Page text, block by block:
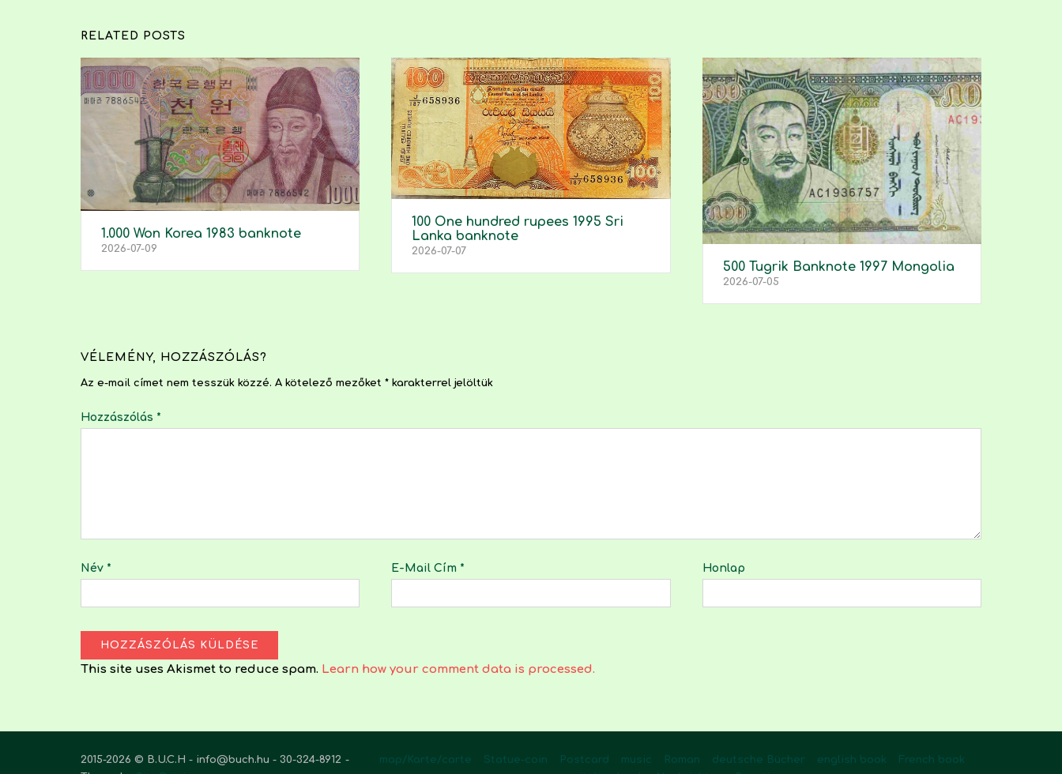
RELATED POSTS
1.000 Won Korea 1983 banknote
2026-07-09
100 One hundred rupees 1995 Sri
Lanka banknote
2026-07-07
500 Tugrik Banknote 1997 Mongolia
2026-07-05
VÉLEMÉNY, HOZZÁSZÓLÁS?
Az e-mail címet nem tesszük közzé. A kötelező mezőket * karakterrel jelöltük
Hozzászólás *
Név * E-Mail Cím * Honlap
This site uses Akismet to reduce spam. Learn how your comment data is processed.
2015-2026 © B.U.C.H - info@buch.hu - 30-324-8912
map/Karte/carte Statue-coin Postcard music Roman deutsche Bücher english book
French book